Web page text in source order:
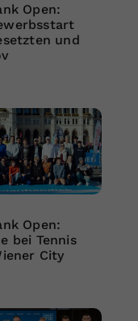
Open:
und
Open:
bei Tennis
City